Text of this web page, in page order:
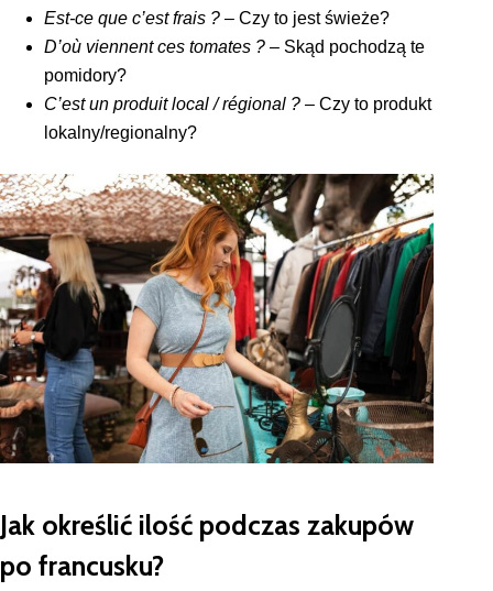
Est-ce que c’est frais ? – Czy to jest świeże?
D’où viennent ces tomates ? – Skąd pochodzą te
pomidory?
C’est un produit local / régional ? – Czy to produkt
lokalny/regionalny?
Jak określić ilość podczas zakupów
po francusku?